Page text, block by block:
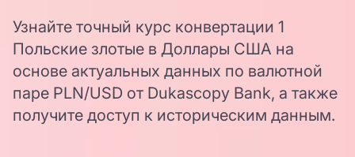
Узнайте точный курс конвертации 1
Польские злотые в Доллары США на
основе актуальных данных по валютной
паре PLN/USD от Dukascopy Bank, а также
получите доступ к историческим данным.